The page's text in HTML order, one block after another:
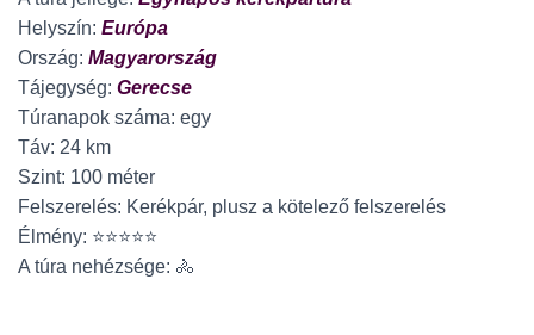
Helyszín: Európa
Ország: Magyarország
Tájegység: Gerecse
Túranapok száma: egy
Táv: 24 km
Szint: 100 méter
Felszerelés: Kerékpár, plusz a kötelező felszerelés
Élmény: ⭐⭐⭐⭐⭐
A túra nehézsége: 🚴